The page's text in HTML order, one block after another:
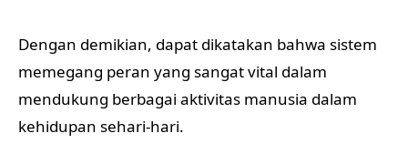
Dengan demikian, dapat dikatakan bahwa sistem
memegang peran yang sangat vital dalam
mendukung berbagai aktivitas manusia dalam
kehidupan sehari-hari.